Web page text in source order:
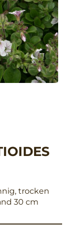
trocken
30 cm